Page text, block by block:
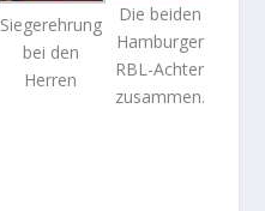
Siegerehrung
bei den
Herren
Die beiden
Hamburger
RBL-Achter
zusammen.